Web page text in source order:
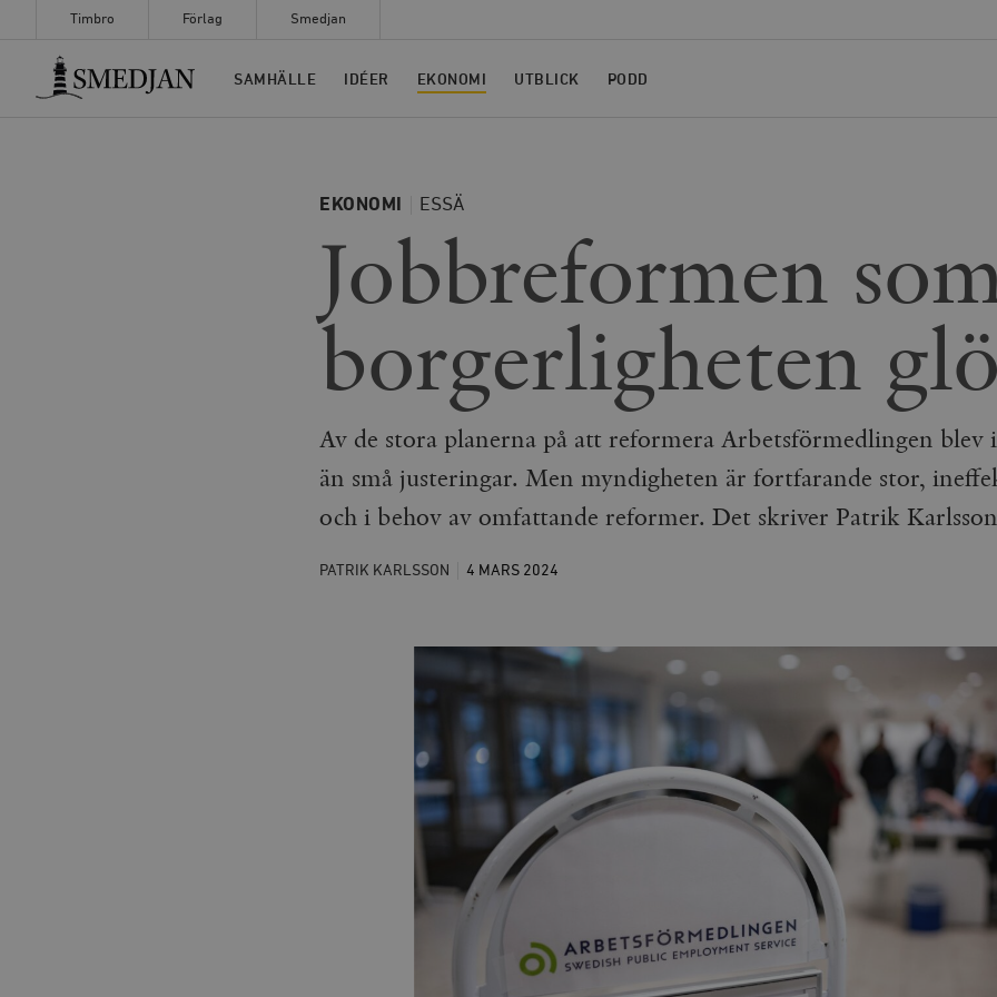
Timbro Förlag Smedjan
Timbro
SAMHÄLLE IDÉER EKONOMI UTBLICK PODD
EKONOMI ESSÄ
Jobbreformen
borgerligheten
Av de stora planerna på att reformera Arbetsförmedlingen blev
än små justeringar. Men myndigheten är fortfarande stor,
och i behov av omfattande reformer. Det skriver Patrik
PATRIK KARLSSON 4 MARS 2024